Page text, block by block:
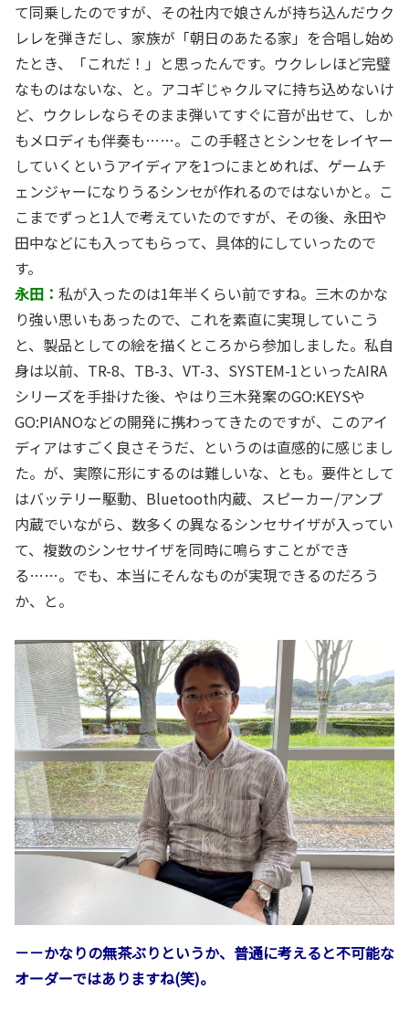
て同乗したのですが、その社内で娘さんが持ち込んだウク
レレを弾きだし、家族が「朝日のあたる家」を合唱し始め
たとき、「これだ！」と思ったんです。ウクレレほど完璧
なものはないな、と。アコギじゃクルマに持ち込めないけ
ど、ウクレレならそのまま弾いてすぐに音が出せて、しか
もメロディも伴奏も……。この手軽さとシンセをレイヤー
していくというアイディアを1つにまとめれば、ゲームチ
ェンジャーになりうるシンセが作れるのではないかと。こ
こまでずっと1人で考えていたのですが、その後、永田や
田中などにも入ってもらって、具体的にしていったので
す。
永田： 私が入ったのは1年半くらい前ですね。三木のかな
り強い思いもあったので、これを素直に実現していこう
と、製品としての絵を描くところから参加しました。私自
身は以前、TR-8、TB-3、VT-3、SYSTEM-1といったAIRA
シリーズを手掛けた後、やはり三木発案のGO:KEYSや
GO:PIANOなどの開発に携わってきたのですが、このアイ
ディアはすごく良さそうだ、というのは直感的に感じまし
た。が、実際に形にするのは難しいな、とも。要件として
はバッテリー駆動、Bluetooth内蔵、スピーカー/アンプ
内蔵でいながら、数多くの異なるシンセサイザが入ってい
て、複数のシンセサイザを同時に鳴らすことができ
る……。でも、本当にそんなものが実現できるのだろう
か、と。
－－かなりの無茶ぶりというか、普通に考えると不可能な
オーダーではありますね(笑)。